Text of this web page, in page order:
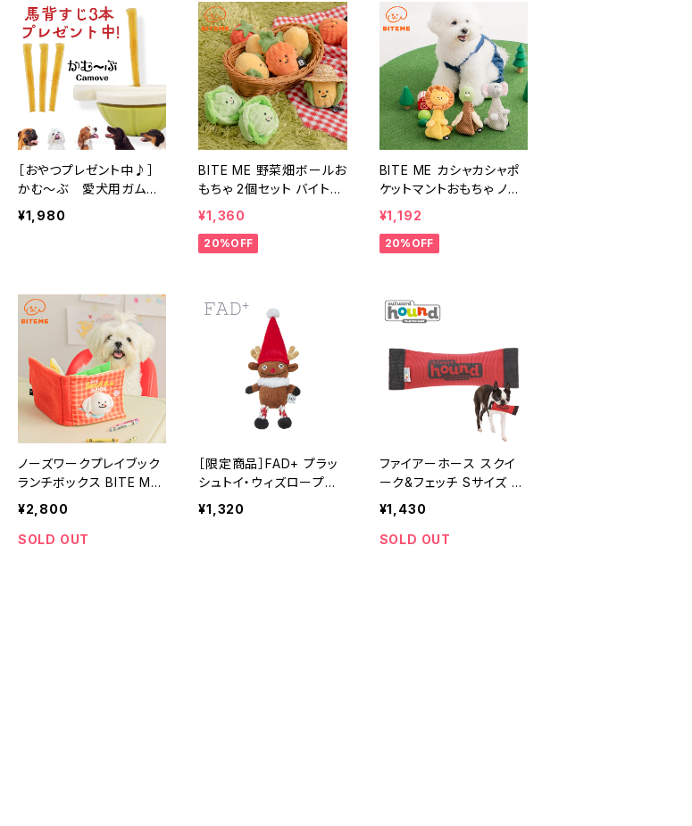
［おやつプレゼント中♪］
かむ～ぶ 愛犬用ガムス
タンド camove おもちゃ
丸のみ防止
¥1,980
BITE ME 野菜畑ボールお
もちゃ 2個セット バイトミ
ー
¥1,360
20%OFF
BITE ME カシャカシャポ
ケットマントおもちゃ ノー
ズワーク バイトミー
¥1,192
20%OFF
ノーズワークプレイブック
ランチボックス BITE ME
バイトミー
¥2,800
SOLD OUT
［限定商品］FAD+ プラッ
シュトイ・ウィズロープ
ホリデー「トナカイ S」クリ
スマス dad-way 小型犬
¥1,320
ファイアーホース スクイ
ーク&フェッチ Sサイズ 犬
用 おもちゃ
¥1,430
SOLD OUT